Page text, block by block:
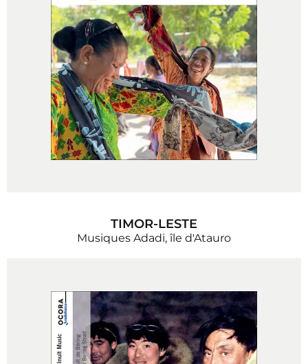
TIMOR-LESTE
Musiques Adadi, île d'Atauro